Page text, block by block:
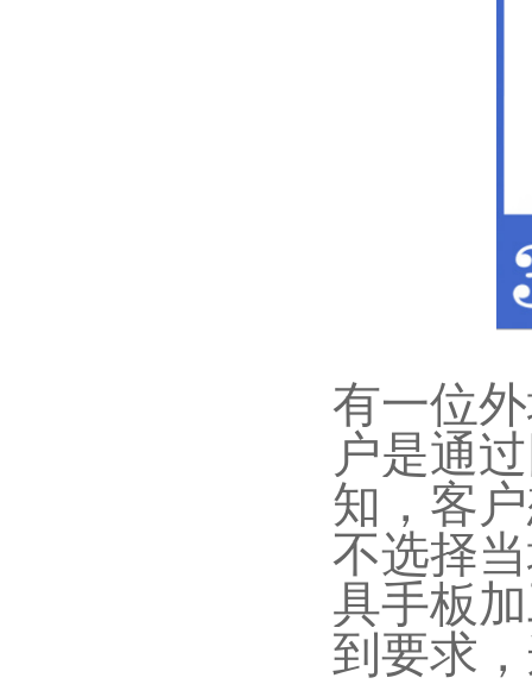
有一位
户是通
知，客
不选择
具手板
到要求